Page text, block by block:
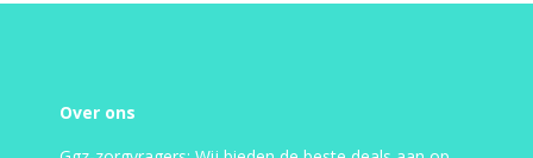
Over ons